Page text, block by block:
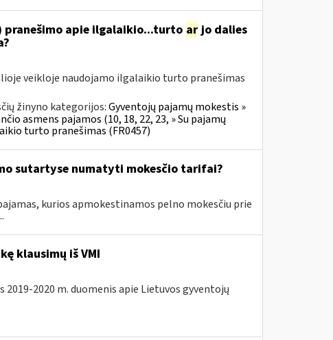
apie ilgalaikio...turto arjo dalies
veikloje naudojamo ilgalaikio turto pranešimas
žinyno kategorijos:Gyventojų pajamų mokestis »
asmens pajamos (10, 18, 22, 23, » Su pajamų
turto pranešimas (FR0457)
sutartyse numatyti mokesčio tarifai?
kurios apmokestinamos pelno mokesčiu prie
klausimų iš VMI
2020 m. duomenis apie Lietuvos gyventojų